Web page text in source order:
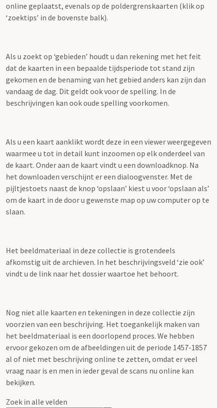
online geplaatst, evenals op de poldergrenskaarten (klik op
‘zoektips’ in de bovenste balk).
Als u zoekt op ‘gebieden’ houdt u dan rekening met het feit
dat de kaarten in een bepaalde tijdsperiode tot stand zijn
gekomen en de benaming van het gebied anders kan zijn dan
vandaag de dag. Dit geldt ook voor de spelling. In de
beschrijvingen kan ook oude spelling voorkomen.
Als u een kaart aanklikt wordt deze in een viewer weergegeven
waarmee u tot in detail kunt inzoomen op elk onderdeel van
de kaart. Onder aan de kaart vindt u een downloadknop. Na
het downloaden verschijnt er een dialoogvenster. Met de
pijltjestoets naast de knop ‘opslaan’ kiest u voor ‘opslaan als’
om de kaart in de door u gewenste map op uw computer op te
slaan.
Het beeldmateriaal in deze collectie is grotendeels
afkomstig uit de archieven. In het beschrijvingsveld ‘zie ook’
vindt u de link naar het dossier waartoe het behoort.
Nog niet alle kaarten en tekeningen in deze collectie zijn
voorzien van een beschrijving. Het toegankelijk maken van
het beeldmateriaal is een doorlopend proces. We hebben
ervoor gekozen om de afbeeldingen uit de periode 1457-1857
al of niet met beschrijving online te zetten, omdat er veel
vraag naar is en men in ieder geval de scans nu online kan
bekijken.
Zoek in alle velden